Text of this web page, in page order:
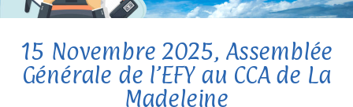
15 Novembre 2025, Assemblée
Générale de l’EFY au CCA de La
Madeleine